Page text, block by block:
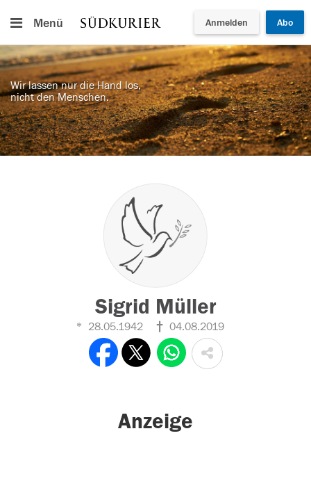
Menü Anmelden Abo
Wir lassen nur die Hand los,
nicht den Menschen.
Sigrid Müller
28.05.1942 04.08.2019
Anzeige